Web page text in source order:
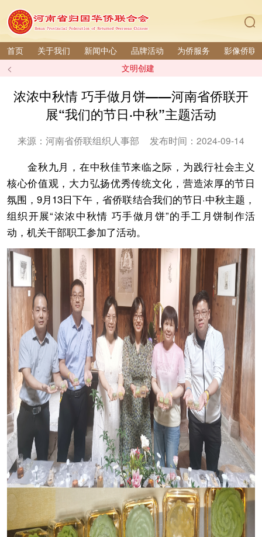
首页 关于我们 新闻中心 品牌活动 为侨服务 影像侨联
< 文明创建
浓浓中秋情 巧手做月饼——河南省侨联开
展“我们的节日·中秋”主题活动
来源：河南省侨联组织人事部 发布时间：2024-09-14
金秋九月，在中秋佳节来临之际，为践行社会主义
核心价值观，大力弘扬优秀传统文化，营造浓厚的节日
氛围，9月13日下午，省侨联结合我们的节日·中秋主题，
组织开展“浓浓中秋情 巧手做月饼”的手工月饼制作活
动，机关干部职工参加了活动。